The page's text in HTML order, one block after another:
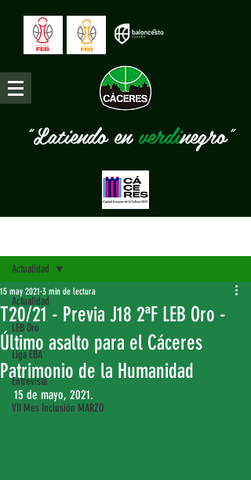
"Latiendo enverdinegro"
Actualidad
LEB Oro
Liga EBA
Entrevista
VII Mes Inclusión MARZO
Actualidad
T20/21 - Previa J18 2ªF LEB Oro -
Último asalto para el Cáceres
Patrimonio de la Humanidad
15 may 2021 3 min de lectura
15 de mayo, 2021.